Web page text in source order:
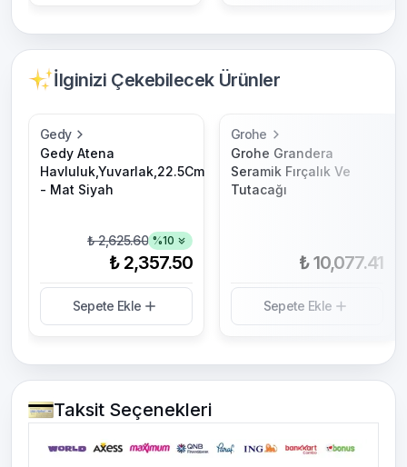
İlginizi Çekebilecek Ürünler
Gedy
Gedy Atena
Havluluk,Yuvarlak,22.5Cm
- Mat Siyah
₺ 2,625.60 %10
₺ 2,357.50
Sepete Ekle
Grohe
Grohe Grandera
Seramik Fırçalık Ve
Tutacağı
₺ 10,077.41
Sepete Ekle
Taksit Seçenekleri